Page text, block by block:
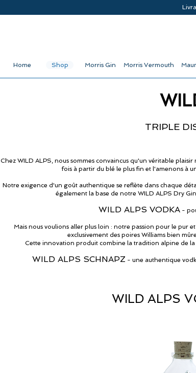
Home Shop Morris Gin Morris Vermouth
TRIPLE
Chez WILD ALPS, nous sommes convaincus qu'un véritable
fois à partir du blé le plus fin et l'amenons à
Notre exigence d'un goût authentique se reflète dans chaque
également la base de notre WILD ALPS Dry
WILD ALPS VODKA-
Mais nous voulions aller plus loin : notre passion pour le pur
exclusivement des poires Williams bien
Cette innovation produit combine la tradition alpine de
WILD ALPS SCHNAPZ - une authentique
WILD ALPS